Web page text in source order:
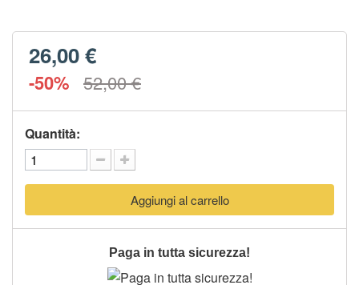
26,00 €
-50% 52,00 €
Quantità:
Aggiungi al carrello
Paga in tutta sicurezza!